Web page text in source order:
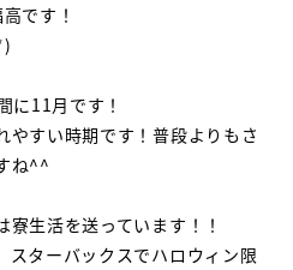
です！
に11 月です！
やすい時期です！普段よりもさ
ね^^
生活を送っています！！
スターバックスでハロウィン限